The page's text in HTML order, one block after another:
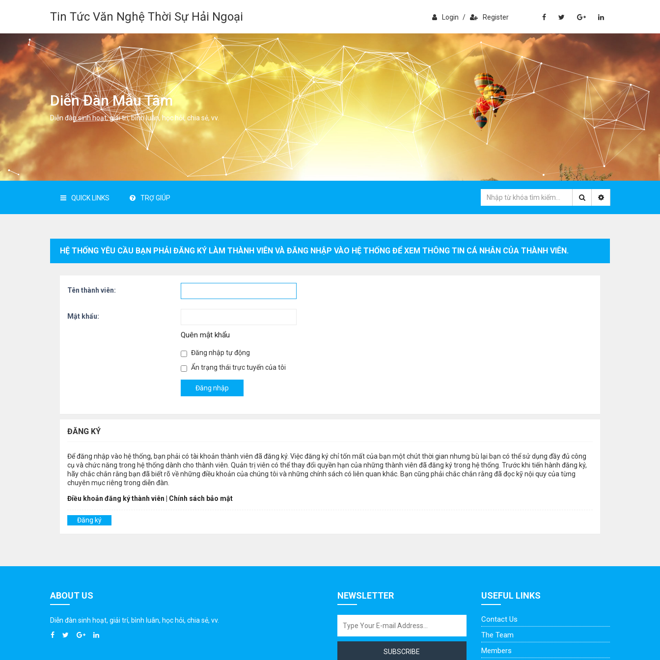
Tin Tức Văn Nghệ Thời Sự Hải Ngoại Login / Register
Diễn Đàn Mẫu Tâm
Diễn đàn sinh hoạt, giải trí, bình luân, học hỏi, chia sẻ, vv.
QUICK LINKS TRỢ GIÚP
HỆ THỐNG YÊU CẦU BẠN PHẢI ĐĂNG KÝ LÀM THÀNH VIÊN VÀ ĐĂNG NHẬP VÀO HỆ THỐNG ĐỂ XEM THÔNG TIN CÁ NHÂN CỦA THÀNH VIÊN.
Tên thành viên:
Mật khẩu:
Quên mật khẩu
Đăng nhập tự động
Ẩn trạng thái trực tuyến của tôi
ĐĂNG KÝ
Để đăng nhập vào hệ thống, bạn phải có tài khoản thành viên đã đăng ký. Việc đăng ký chỉ tốn mất của bạn một chút thời gian nhưng bù lại bạn có thể sử dụng đầy đủ công
cụ và chức năng trong hệ thống dành cho thành viên. Quản trị viên có thể thay đổi quyền hạn của những thành viên đã đăng ký trong hệ thống. Trước khi tiến hành đăng ký,
hãy chắc chắn rằng bạn đã biết rõ về những điều khoản của chúng tôi và những chính sách có liên quan khác. Bạn cũng phải chắc chắn rằng đã đọc kỹ nội quy của từng
chuyên mục riêng trong diễn đàn.
Điều khoản đăng ký thành viên
Chính sách bảo mật
Đăng ký
ABOUT US
Diễn đàn sinh hoạt, giải trí, bình luân, học hỏi, chia sẻ, vv.
NEWSLETTER
SUBSCRIBE
USEFUL LINKS
Contact Us
The Team
Members